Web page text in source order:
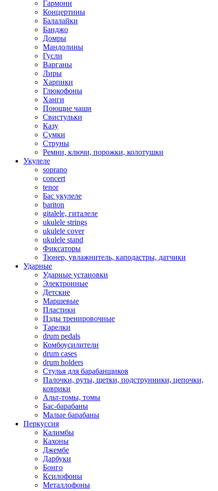
Гармони
Концертины
Балалайки
Банджо
Домры
Мандолины
Гусли
Варганы
Лиры
Харпики
Глюкофоны
Ханги
Поющие чаши
Свистульки
Казу
Сумки
Струны
Ремни, ключи, порожки, колотушки
Укулеле
soprano
concert
tenor
Бас укулеле
bariton
gitalele, гиталеле
ukulele strings
ukulele cover
ukulele stand
Фиксаторы
Тюнер, увлажнитель, каподастры, датчики
Ударные
Ударные установки
Электронные
Детские
Маршевые
Пластики
Пэды тренировочные
Тарелки
drum pedals
Комбоусилители
drum cases
drum holders
Стулья для барабанщиков
Палочки, руты, щетки, подструнники, цепочки,
коврики
Альт-томы, томы
Бас-барабаны
Малые барабаны
Перкуссия
Калимбы
Кахоны
Джембе
Дарбуки
Бонго
Ксилофоны
Металлофоны